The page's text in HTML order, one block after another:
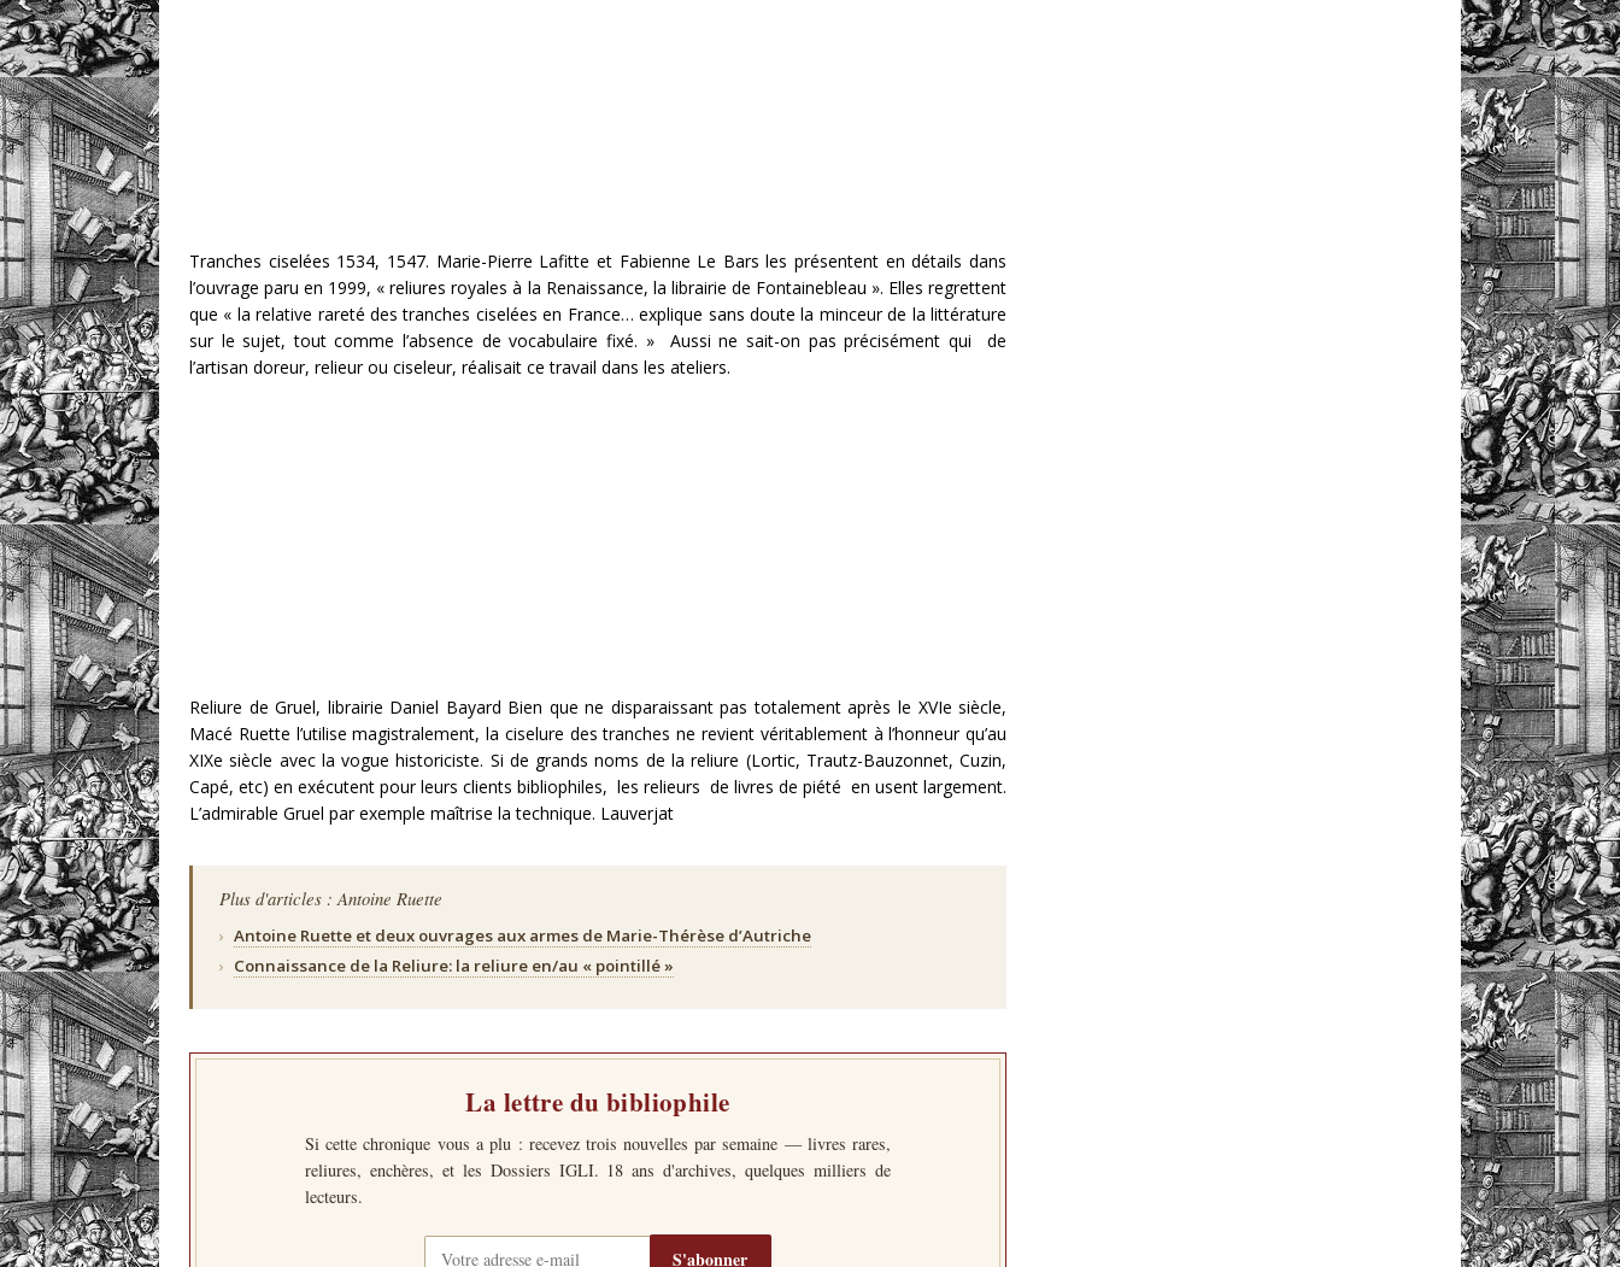
Tranches ciselées 1534, 1547. Marie-Pierre Lafitte et Fabienne Le Bars les présentent en détails dans
l’ouvrage paru en 1999, « reliures royales à la Renaissance, la librairie de Fontainebleau ». Elles regrettent
que « la relative rareté des tranches ciselées en France… explique sans doute la minceur de la littérature
sur le sujet, tout comme l’absence de vocabulaire fixé. » Aussi ne sait-on pas précisément qui de
l’artisan doreur, relieur ou ciseleur, réalisait ce travail dans les ateliers.
Reliure de Gruel, librairie Daniel Bayard Bien que ne disparaissant pas totalement après le XVIe siècle,
Macé Ruette l’utilise magistralement, la ciselure des tranches ne revient véritablement à l’honneur qu’au
XIXe siècle avec la vogue historiciste. Si de grands noms de la reliure (Lortic, Trautz-Bauzonnet, Cuzin,
Capé, etc) en exécutent pour leurs clients bibliophiles, les relieurs de livres de piété en usent largement.
L’admirable Gruel par exemple maîtrise la technique. Lauverjat
Plus d'articles : Antoine Ruette
› Antoine Ruette et deux ouvrages aux armes de Marie-Thérèse d’Autriche
› Connaissance de la Reliure: la reliure en/au « pointillé »
La lettre du bibliophile
Si cette chronique vous a plu : recevez trois nouvelles par semaine — livres rares,
reliures, enchères, et les Dossiers IGLI. 18 ans d'archives, quelques milliers de
lecteurs.
S'abonner